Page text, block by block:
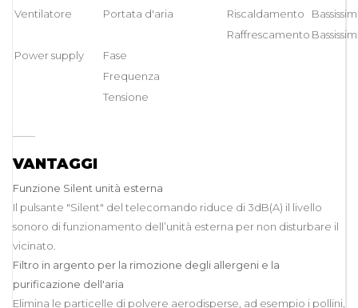
Ventilatore
Portata d'aria Riscaldamento
Raffrescamento
Power supply
Fase
Frequenza
Tensione
VANTAGGI
Funzione Silent unità esterna
Il pulsante "Silent" del telecomando riduce di 3dB(A) il livello
sonoro di funzionamento dell’unità esterna per non disturbare il
vicinato.
Filtro in argento per la rimozione degli allergeni e la
purificazione dell'aria
Elimina le particelle di polvere aerodisperse, ad esempio i pollini,